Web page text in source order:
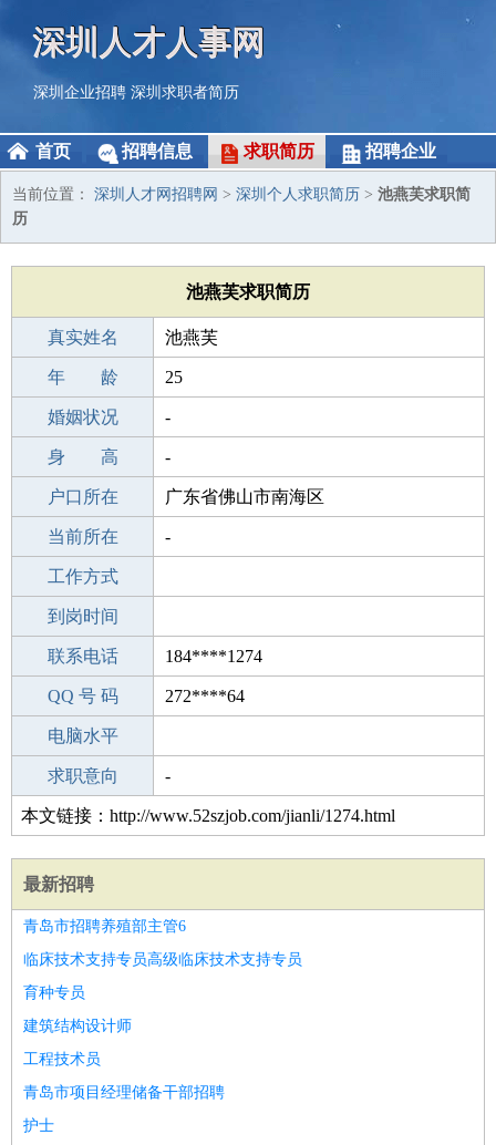
深圳人才人事网
深圳企业招聘 深圳求职者简历
首页 招聘信息 求职简历 招聘企业
当前位置： 深圳人才网招聘网 > 深圳个人求职简历 > 池燕芙求职简
历
池燕芙求职简历
真实姓名 池燕芙
性 别 女
年 龄 25
出生年月 2001-03-07
婚姻状况 -
学 历 初中
身 高 -
毕业学校 石家庄刘家佐中学
户口所在 广东省佛山市南海区
所学专业 -
当前所在 -
工作经验
工作方式
驾 照
到岗时间
期望月薪
联系电话 184****1274
手机号码 184****1274
QQ 号 码 272****64
微信号码
电脑水平
外语水平
求职意向 -
本文链接：http://www.52szjob.com/jianli/1274.html
最新招聘
青岛市招聘养殖部主管6
临床技术支持专员高级临床技术支持专员
育种专员
建筑结构设计师
工程技术员
青岛市项目经理储备干部招聘
护士